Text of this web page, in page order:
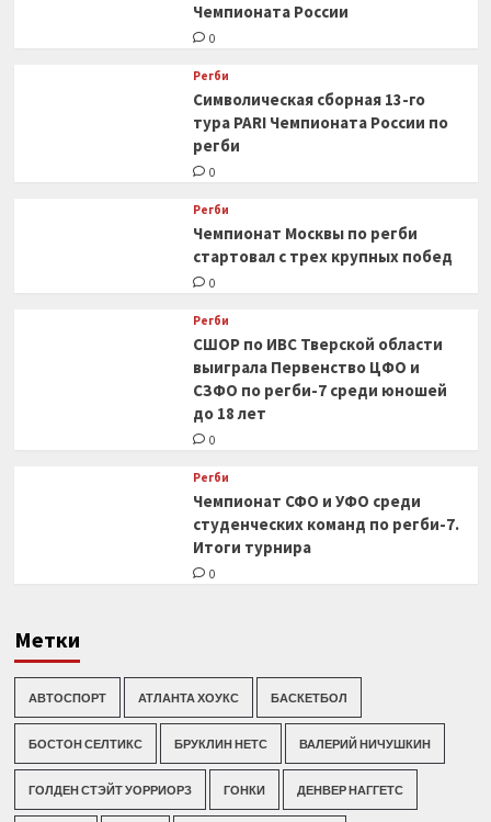
Чемпионата России
0
Регби
Символическая сборная 13-го
тура PARI Чемпионата России по
регби
0
Регби
Чемпионат Москвы по регби
стартовал с трех крупных побед
0
Регби
СШОР по ИВС Тверской области
выиграла Первенство ЦФО и
СЗФО по регби-7 среди юношей
до 18 лет
0
Регби
Чемпионат СФО и УФО среди
студенческих команд по регби-7.
Итоги турнира
0
Метки
АВТОСПОРТ АТЛАНТА ХОУКС БАСКЕТБОЛ
БОСТОН СЕЛТИКС БРУКЛИН НЕТС ВАЛЕРИЙ НИЧУШКИН
ГОЛДЕН СТЭЙТ УОРРИОРЗ ГОНКИ ДЕНВЕР НАГГЕТС